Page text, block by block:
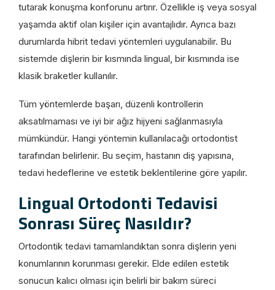
tutarak konuşma konforunu artırır. Özellikle iş veya sosyal
yaşamda aktif olan kişiler için avantajlıdır. Ayrıca bazı
durumlarda hibrit tedavi yöntemleri uygulanabilir. Bu
sistemde dişlerin bir kısmında lingual, bir kısmında ise
klasik braketler kullanılır.
Tüm yöntemlerde başarı, düzenli kontrollerin
aksatılmaması ve iyi bir ağız hijyeni sağlanmasıyla
mümkündür. Hangi yöntemin kullanılacağı ortodontist
tarafından belirlenir. Bu seçim, hastanın diş yapısına,
tedavi hedeflerine ve estetik beklentilerine göre yapılır.
Lingual Ortodonti Tedavisi
Sonrası Süreç Nasıldır?
Ortodontik tedavi tamamlandıktan sonra dişlerin yeni
konumlarının korunması gerekir. Elde edilen estetik
sonucun kalıcı olması için belirli bir bakım süreci